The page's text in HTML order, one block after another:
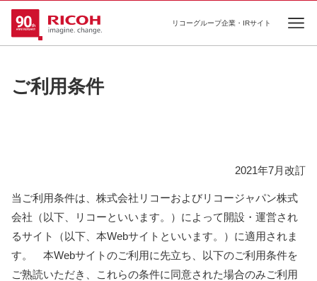
リコーグループ企業・IRサイト
ご利用条件
2021年7月改訂
当ご利用条件は、株式会社リコーおよびリコージャパン株式
会社（以下、リコーといいます。）によって開設・運営され
るサイト（以下、本Webサイトといいます。）に適用されま
す。 本Webサイトのご利用に先立ち、以下のご利用条件を
ご熟読いただき、これらの条件に同意された場合のみご利用